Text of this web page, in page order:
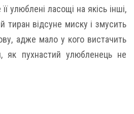
улюблені ласощі на якісь інші,
тиран відсуне миску і змусить
адже мало у кого вистачить
як пухнастий улюбленець не